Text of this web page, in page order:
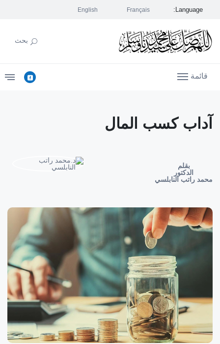
Language:
English Français
بحث
قائمة
آداب كسب المال
بقلم
الدكتور
محمد راتب النابلسي